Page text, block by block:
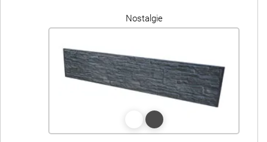
Nostalgie